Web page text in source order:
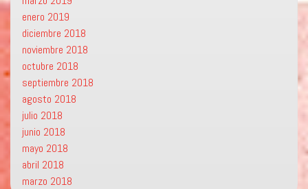
enero 2019
diciembre 2018
noviembre 2018
octubre 2018
septiembre 2018
agosto 2018
julio 2018
junio 2018
mayo 2018
abril 2018
marzo 2018